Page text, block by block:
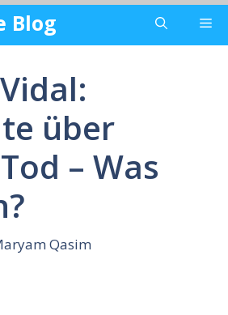
Blog
über
– Was
Qasim